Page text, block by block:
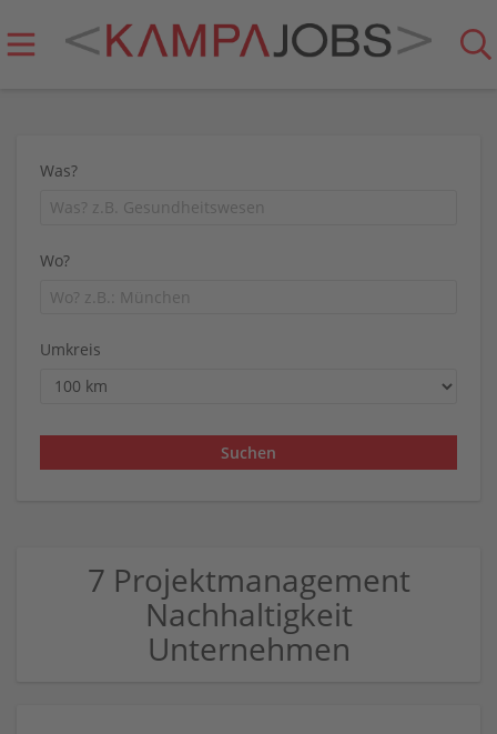
Was?
Wo?
Umkreis
7 Projektmanagement
Nachhaltigkeit
Unternehmen